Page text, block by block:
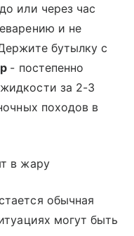
или через час
и не
бутылку с
- постепенно
за 2-3
походов в
в жару
обычная
могут быть